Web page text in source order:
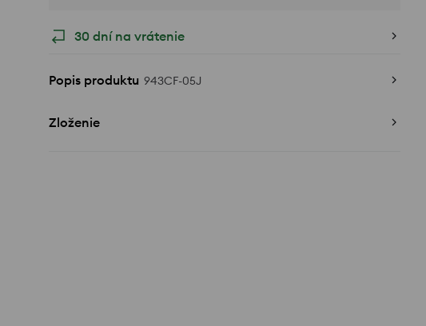
30 dní na vrátenie
Popis produktu 943CF-05J
Zloženie